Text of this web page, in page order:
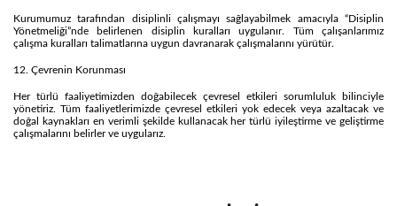
Kurumumuz tarafından disiplinli çalışmayı sağlayabilmek amacıyla “Disiplin
Yönetmeliği”nde belirlenen disiplin kuralları uygulanır. Tüm çalışanlarımız
çalışma kuralları talimatlarına uygun davranarak çalışmalarını yürütür.
12. Çevrenin Korunması
Her türlü faaliyetimizden doğabilecek çevresel etkileri sorumluluk bilinciyle
yönetiriz. Tüm faaliyetlerimizde çevresel etkileri yok edecek veya azaltacak ve
doğal kaynakları en verimli şekilde kullanacak her türlü iyileştirme ve geliştirme
çalışmalarını belirler ve uygularız.